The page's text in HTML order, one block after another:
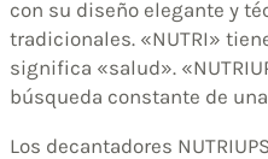
con su diseño elegante y
tradicionales. «NUTRI»
significa «salud».
búsqueda constante de
Los decantadores